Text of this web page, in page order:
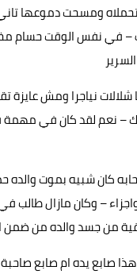
ومسحت دموعها
في نفس الوقت حسام
نياجرا ومش عايزة
كان شبيه بموت
– وكان مازال طالب
من جسد والده من ضمن
صابع يده ام صابع